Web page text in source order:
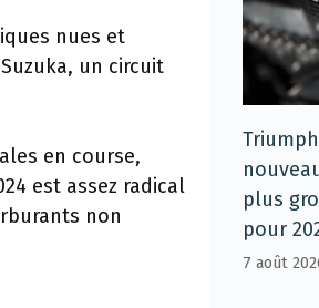
nues et
un circuit
en course,
est assez radical
non
plus
pour
7 août